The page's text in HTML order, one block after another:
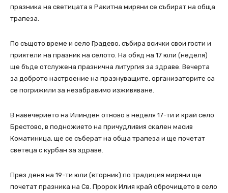
празника на светицата в Ракитна миряни се събират на обща
трапеза.
По същото време и село Градево, събира всички свои гости и
приятели на празник на селото. На обяд на 17 юли (неделя)
ще бъде отслужена празнична литургия за здраве. Вечерта
за доброто настроение на празнуващите, организаторите са
се погрижили за незабравимо изживяване.
В навечерието на Илинден отново в неделя 17-ти и край село
Брестово, в подножието на причудливия скален масив
Коматиница, ще се съберат на обща трапеза и ще почетат
светеца с курбан за здраве.
През деня на 19-ти юли (вторник) по традиция миряни ще
почетат празника на Св. Пророк Илия край оброчището в село